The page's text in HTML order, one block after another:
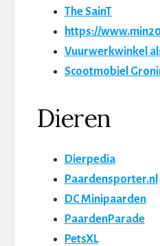
The SainT
https://
Vuurwerkwinkel
Scootmobiel
Dieren
Dierpedia
Paardensporter.nl
DC Minipaarden
PaardenParade
PetsXL